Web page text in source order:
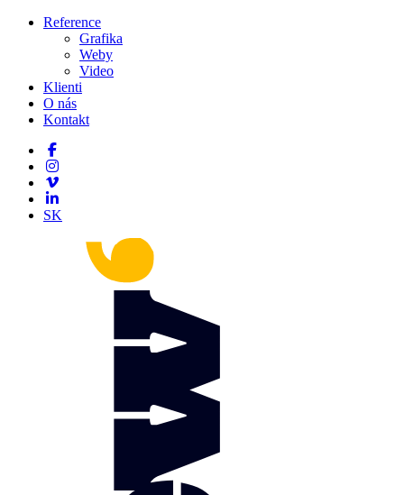
Reference
Grafika
Weby
Video
Klienti
O nás
Kontakt
SK